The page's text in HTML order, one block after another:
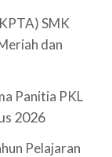
SMK
dan
Panitia PKL
2026
Pelajaran